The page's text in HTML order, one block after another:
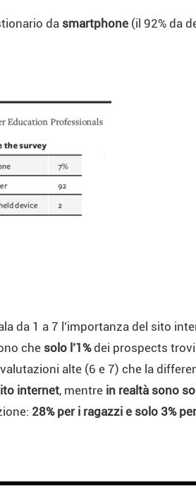
da smartphone (il 92% da
da 1 a 7 l’importanza del sito
che solo l’1%dei prospects
alte (6 e 7) che la
internet, mentre in realtà sono
28% per i ragazzi e solo 3%